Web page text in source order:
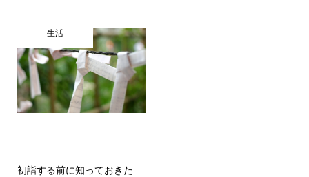
生活
初詣する前に知っておきた